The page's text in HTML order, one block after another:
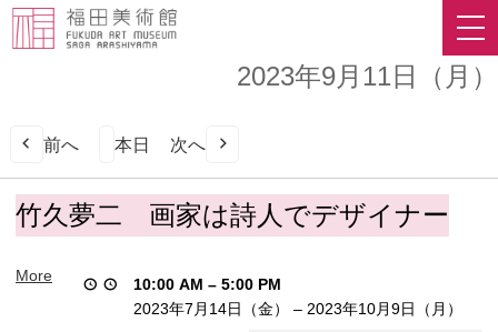
2023年9月11日（月）
前へ 本日 次へ
竹
久
二
竹久夢二 画家は詩人でデザイナー
10:00 AM – 5:00 PM
2023年7月14日（金）
– 2023年10月9日（月）
More